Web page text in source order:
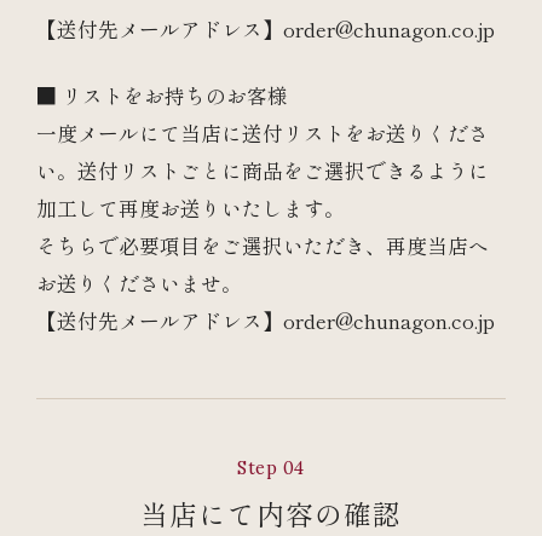
【送付先メールアドレス】 order@chunagon.co.jp
■ リストをお持ちのお客様
一度メールにて当店に送付リストをお送りくださ
い。送付リストごとに商品をご選択できるように
加工して再度お送りいたします。
そちらで必要項目をご選択いただき、再度当店へ
お送りくださいませ。
【送付先メールアドレス】 order@chunagon.co.jp
Step 04
当店にて内容の確認